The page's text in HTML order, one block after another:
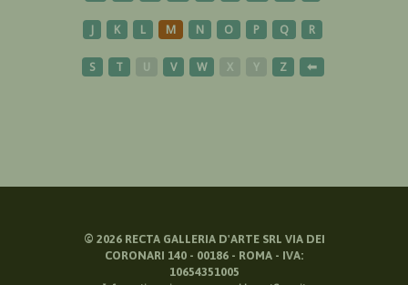
J K L M N O P Q R
S T U V W X Y Z ⬅
© 2026RECTA GALLERIA D'ARTE SRL VIA DEI
CORONARI 140 - 00186 - ROMA - IVA:
10654351005